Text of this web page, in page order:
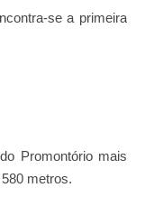
se a primeira
Promontório mais
metros.